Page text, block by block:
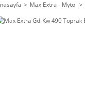
Max Extra - Mytol